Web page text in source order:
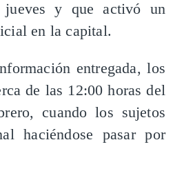
jueves y que activó un
en la capital.
entregada, los
de las 12:00 horas del
cuando los sujetos
haciéndose pasar por